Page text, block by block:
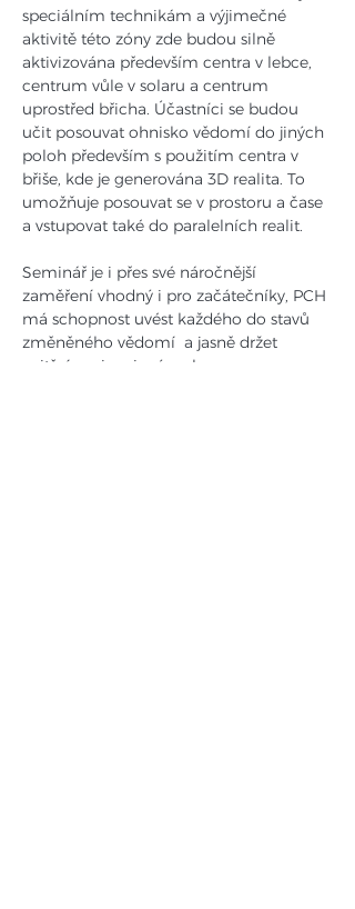
speciálním technikám a výjimečné
aktivitě této zóny zde budou silně
aktivizována především centra v lebce,
centrum vůle v solaru a centrum
uprostřed břicha. Účastníci se budou
učit posouvat ohnisko vědomí do jiných
poloh především s použitím centra v
břiše, kde je generována 3D realita. To
umožňuje posouvat se v prostoru a čase
a vstupovat také do paralelních realit.
Seminář je i přes své náročnější
zaměření vhodný i pro začátečníky, PCH
má schopnost uvést každého do stavů
změněného vědomí  a jasně držet
vnitřní navigaci svým slovem.